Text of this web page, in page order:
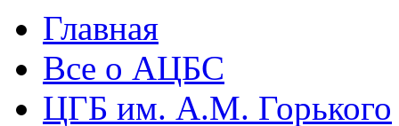
Главная
Все о АЦБС
ЦГБ им. А.М. Горького